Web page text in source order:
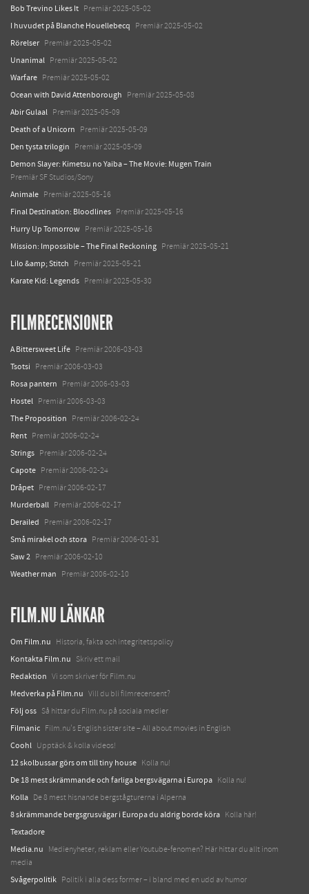
Bob Trevino Likes It Premiär 2025-05-02
I huvudet på Blanche Houellebecq Premiär 2025-05-02
Rörelser Premiär 2025-05-02
Unanimal Premiär 2025-05-02
Warfare Premiär 2025-05-02
Ocean with David Attenborough Premiär 2025-05-08
Abir Gulaal Premiär 2025-05-09
Death of a Unicorn Premiär 2025-05-09
Den tysta trilogin Premiär 2025-05-09
Demon Slayer: Kimetsu no Yaiba – The Movie: Mugen Train
Premiär SF Studios/Sony
Animale Premiär 2025-05-16
Final Destination: Bloodlines Premiär 2025-05-16
Hurry Up Tomorrow Premiär 2025-05-16
Mission: Impossible – The Final Reckoning Premiär 2025-05-21
Lilo &amp; Stitch Premiär 2025-05-21
Karate Kid: Legends Premiär 2025-05-30
FILMRECENSIONER
A Bittersweet Life Premiär 2006-03-03
Tsotsi Premiär 2006-03-03
Rosa pantern Premiär 2006-03-03
Hostel Premiär 2006-03-03
The Proposition Premiär 2006-02-24
Rent Premiär 2006-02-24
Strings Premiär 2006-02-24
Capote Premiär 2006-02-24
Dråpet Premiär 2006-02-17
Murderball Premiär 2006-02-17
Derailed Premiär 2006-02-17
Små mirakel och stora Premiär 2006-01-31
Saw 2 Premiär 2006-02-10
Weather man Premiär 2006-02-10
FILM.NU LÄNKAR
Om Film.nu Historia, fakta och integritetspolicy
Kontakta Film.nu Skriv ett mail
Redaktion Vi som skriver för Film.nu
Medverka på Film.nu Vill du bli filmrecensent?
Följ oss Så hittar du Film.nu på sociala medier
Filmanic Film.nu's English sister site – All about movies in English
Coohl Upptäck & kolla videos!
12 skolbussar görs om till tiny house Kolla nu!
De 18 mest skrämmande och farliga bergsvägarna i Europa Kolla nu!
Kolla De 8 mest hisnande bergstågturerna i Alperna
8 skrämmande bergsgrusvägar i Europa du aldrig borde köra Kolla här!
Textadore
Media.nu
Medienyheter, reklam eller Youtube-fenomen? Här hittar du allt inom
media
Svågerpolitik Politik i alla dess former – i bland med en udd av humor